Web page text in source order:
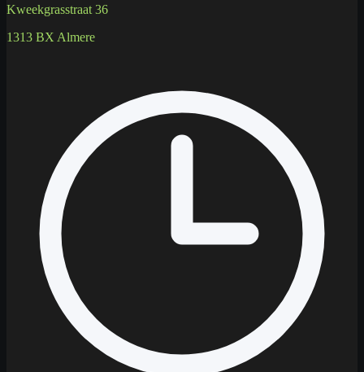
Kweekgrasstraat 36
1313 BX Almere